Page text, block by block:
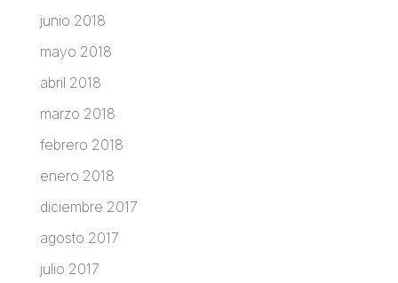
junio 2018
mayo 2018
abril 2018
marzo 2018
febrero 2018
enero 2018
diciembre 2017
agosto 2017
julio 2017